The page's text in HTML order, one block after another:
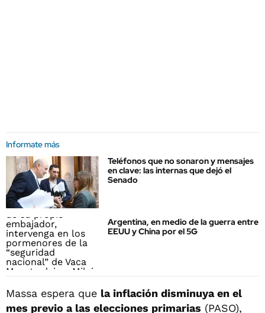
Informate más
Teléfonos que no sonaron y mensajes
en clave: las internas que dejó el
Senado
Argentina, en medio de la guerra entre
EEUU y China por el 5G
Massa espera que la inflación disminuya en el
mes previo a las elecciones primarias (PASO),